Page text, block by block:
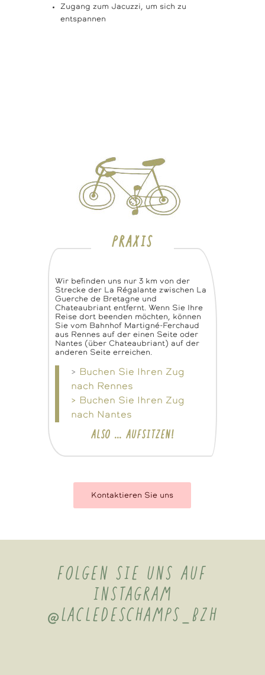
Zugang zum Jacuzzi, um sich zu
entspannen
PRAXIS
Wir befinden uns nur 3 km von der
Strecke der La Régalante zwischen La
Guerche de Bretagne und
Chateaubriant entfernt. Wenn Sie Ihre
Reise dort beenden möchten, können
Sie vom Bahnhof Martigné-Ferchaud
aus Rennes auf der einen Seite oder
Nantes (über Chateaubriant) auf der
anderen Seite erreichen.
> Buchen Sie Ihren Zug
nach Rennes
> Buchen Sie Ihren Zug
nach Nantes
ALSO … AUFSITZEN!
Kontaktieren Sie uns
FOLGEN SIE UNS AUF
INSTAGRAM
@LACLEDESCHAMPS_BZH